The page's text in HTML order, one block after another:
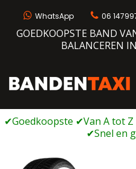
WhatsApp 06
GOEDKOOPSTE BAND
BALANCEREN